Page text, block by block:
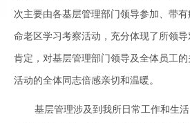
次主要由各基层管理部门领导参加、带
命老区学习考察活动，充分体现了所领
肯定，对基层管理部门领导及全体员工
活动的全体同志倍感亲切和温暖。
基层管理涉及到我所日常工作和生